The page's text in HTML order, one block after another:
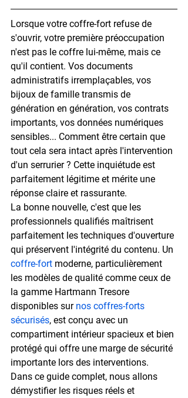
Lorsque votre coffre-fort refuse de
s'ouvrir, votre première préoccupation
n'est pas le coffre lui-même, mais ce
qu'il contient. Vos documents
administratifs irremplaçables, vos
bijoux de famille transmis de
génération en génération, vos contrats
importants, vos données numériques
sensibles... Comment être certain que
tout cela sera intact après l'intervention
d'un serrurier ? Cette inquiétude est
parfaitement légitime et mérite une
réponse claire et rassurante.
La bonne nouvelle, c'est que les
professionnels qualifiés maîtrisent
parfaitement les techniques d'ouverture
qui préservent l'intégrité du contenu. Un
coffre-fort moderne, particulièrement
les modèles de qualité comme ceux de
la gamme Hartmann Tresore
disponibles sur nos coffres-forts
sécurisés, est conçu avec un
compartiment intérieur spacieux et bien
protégé qui offre une marge de sécurité
importante lors des interventions.
Dans ce guide complet, nous allons
démystifier les risques réels et